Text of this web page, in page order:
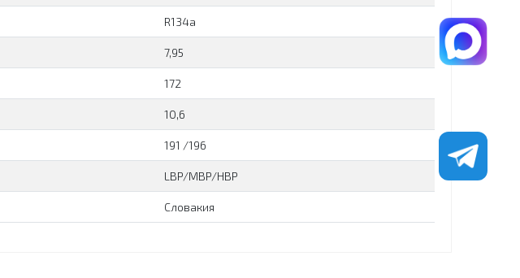
R134a
7,95
172
10,6
191 /196
LBP/MBP/HBP
Словакия